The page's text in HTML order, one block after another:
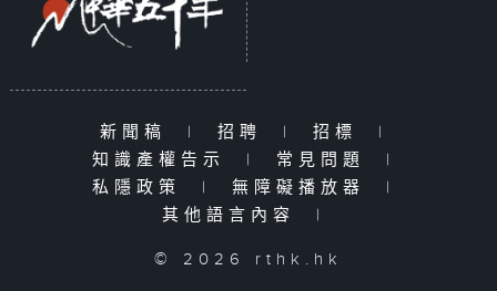
新聞稿 | 招聘 | 招標
|
知識產權告示
| 常見問題
|
私隱政策
| 無障礙播放器
|
其他語言內容
|
© 2026 rthk.hk